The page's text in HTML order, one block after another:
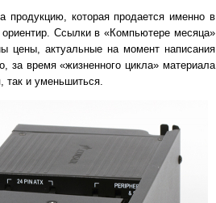
которая продается именно в
Ссылки в «Компьютере месяца»
цены, актуальные на момент написания
за время «жизненного цикла» материала
так и уменьшиться.